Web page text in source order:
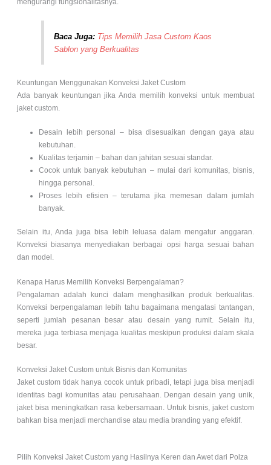
mengurangi fungsionalitasnya.
Baca Juga: Tips Memilih Jasa Custom Kaos
Sablon yang Berkualitas
Keuntungan Menggunakan Konveksi Jaket Custom
Ada banyak keuntungan jika Anda memilih konveksi untuk membuat
jaket custom.
Desain lebih personal – bisa disesuaikan dengan gaya atau
kebutuhan.
Kualitas terjamin – bahan dan jahitan sesuai standar.
Cocok untuk banyak kebutuhan – mulai dari komunitas, bisnis,
hingga personal.
Proses lebih efisien – terutama jika memesan dalam jumlah
banyak.
Selain itu, Anda juga bisa lebih leluasa dalam mengatur anggaran.
Konveksi biasanya menyediakan berbagai opsi harga sesuai bahan
dan model.
Kenapa Harus Memilih Konveksi Berpengalaman?
Pengalaman adalah kunci dalam menghasilkan produk berkualitas.
Konveksi berpengalaman lebih tahu bagaimana mengatasi tantangan,
seperti jumlah pesanan besar atau desain yang rumit. Selain itu,
mereka juga terbiasa menjaga kualitas meskipun produksi dalam skala
besar.
Konveksi Jaket Custom untuk Bisnis dan Komunitas
Jaket custom tidak hanya cocok untuk pribadi, tetapi juga bisa menjadi
identitas bagi komunitas atau perusahaan. Dengan desain yang unik,
jaket bisa meningkatkan rasa kebersamaan. Untuk bisnis, jaket custom
bahkan bisa menjadi merchandise atau media branding yang efektif.
Pilih Konveksi Jaket Custom yang Hasilnya Keren dan Awet dari Polza